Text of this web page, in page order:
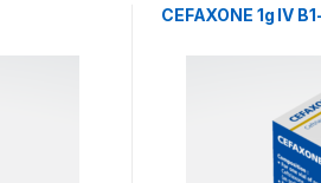
CEFAXONE 1g IV